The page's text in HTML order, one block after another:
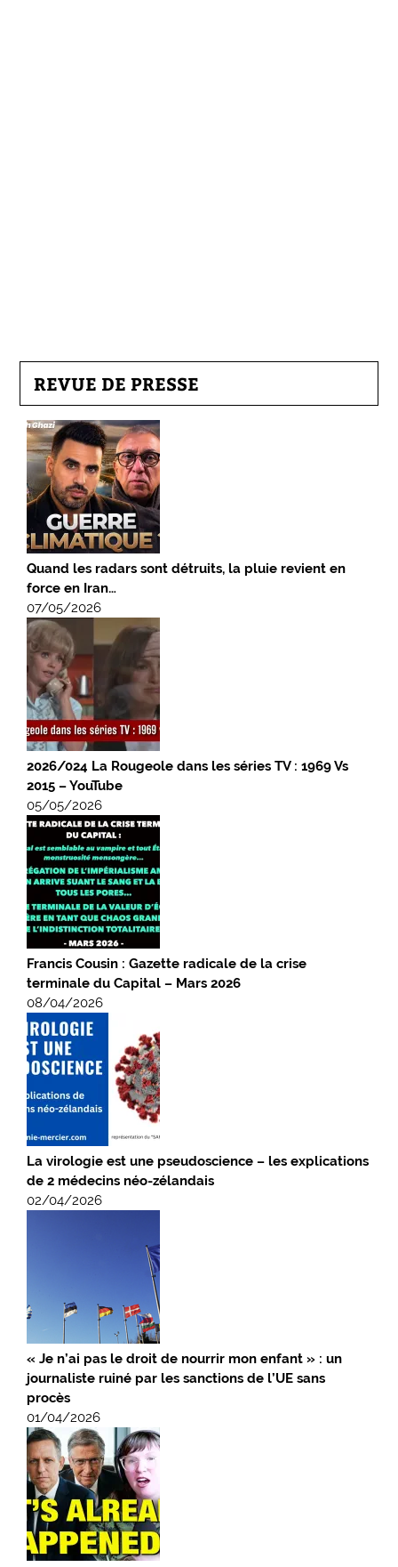
REVUE DE PRESSE
Quand les radars sont détruits, la pluie revient en
force en Iran…
07/05/2026
2026/024 La Rougeole dans les séries TV : 1969 Vs
2015 – YouTube
05/05/2026
Francis Cousin : Gazette radicale de la crise
terminale du Capital – Mars 2026
08/04/2026
La virologie est une pseudoscience – les explications
de 2 médecins néo-zélandais
02/04/2026
« Je n’ai pas le droit de nourrir mon enfant » : un
journaliste ruiné par les sanctions de l’UE sans
procès
01/04/2026